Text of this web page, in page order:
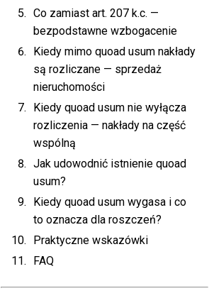
Co zamiast art. 207 k.c. —
bezpodstawne wzbogacenie
Kiedy mimo quoad usum nakłady
są rozliczane — sprzedaż
nieruchomości
Kiedy quoad usum nie wyłącza
rozliczenia — nakłady na część
wspólną
Jak udowodnić istnienie quoad
usum?
Kiedy quoad usum wygasa i co
to oznacza dla roszczeń?
Praktyczne wskazówki
FAQ